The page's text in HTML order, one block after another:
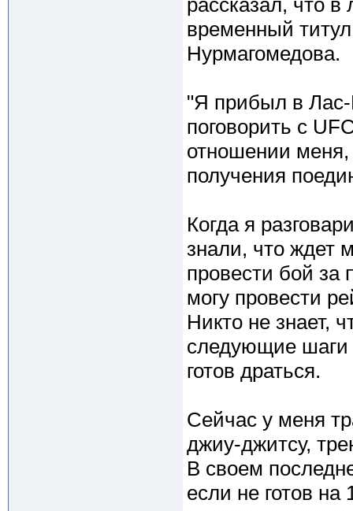
рассказал, что
временный
Нурмагомедова.
"Я прибыл в
поговорить с
отношении
получения
Когда я
знали, что ждет
провести бой за
могу провести
Никто не знает,
следующие шаги
готов драться.
Сейчас у меня
джиу-джитсу,
В своем
если не готов